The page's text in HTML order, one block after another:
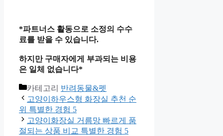
*파트너스 활동으로 소정의 수수
료를 받을 수 있습니다.
하지만 구매자에게 부과되는 비용
은 일체 없습니다*
카테고리 반려동물&펫
고양이하우스형 화장실 추천 순
위 특별한 경험 5
고양이화장실 거름망 빠르게 품
절되는 상품 비교 특별한 경험 5